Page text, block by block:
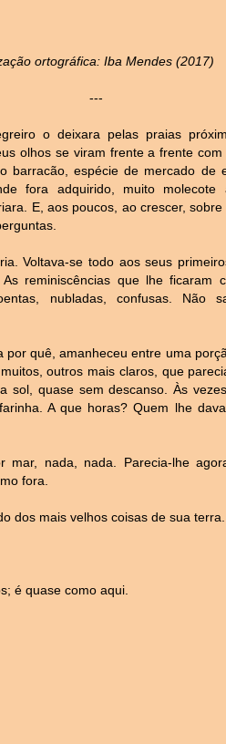
ortográfica: Iba Mendes (2017)
---
o deixara pelas praias
olhos se viram frente a frente com
barracão, espécie de mercado de
fora adquirido, muito molecote
E, aos poucos, ao crescer, sobre
Voltava-se todo aos seus
reminiscências que lhe ficaram
nubladas, confusas. Não
por quê, amanheceu entre uma
outros mais claros, que
sol, quase sem descanso. Às
A que horas? Quem lhe
nada, nada. Parecia-lhe
fora.
dos mais velhos coisas de sua terra.
é quase como aqui.